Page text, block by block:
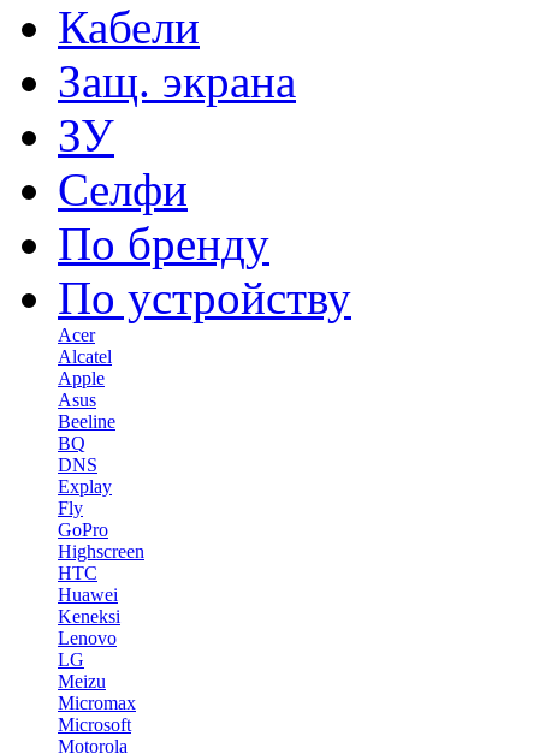
Кабели
Защ. экрана
ЗУ
Селфи
По бренду
По устройству
Acer
Alcatel
Apple
Asus
Beeline
BQ
DNS
Explay
Fly
GoPro
Highscreen
HTC
Huawei
Keneksi
Lenovo
LG
Meizu
Micromax
Microsoft
Motorola